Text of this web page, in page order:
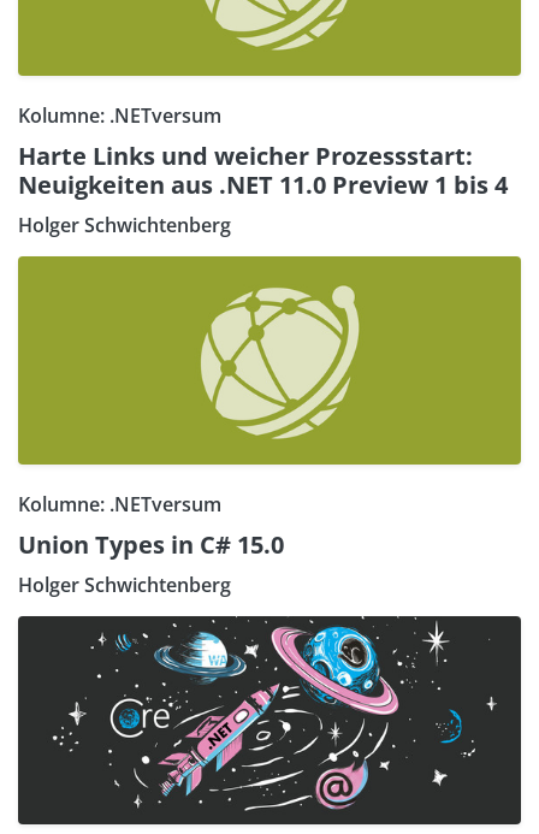
Kolumne: .NETversum
Harte Links und weicher Prozessstart:
Neuigkeiten aus .NET 11.0 Preview 1 bis 4
Holger Schwichtenberg
Kolumne: .NETversum
Union Types in C# 15.0
Holger Schwichtenberg